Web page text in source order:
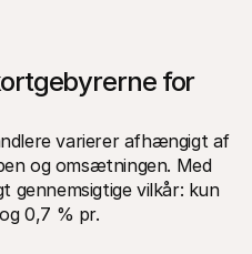
for
varierer afhængigt af
betalingsudbyderen, korttypen og omsætningen. Med
vilkår: kun
0,7 % pr.